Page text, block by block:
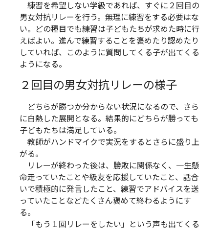
練習を希望しない学級であれば、すぐに２回目の
男女対抗リレーを行う。無理に練習をする必要はな
い。どの種目でも練習は子どもたちが求めた時に行
えばよい。進んで練習することを褒めたり認めたり
していれば、このように質問してくる子が出てくる
ようになる。
２回目の男女対抗リレーの様子
どちらが勝つか分からない状況になるので、さら
に白熱した展開となる。結果的にどちらが勝っても
子どもたちは満足している。
教師がハンドマイクで実況をするとさらに盛り上
がる。
リレーが終わった後は、勝敗に関係なく、一生懸
命走っていたことや級友を応援していたこと、話合
いで積極的に発言したこと、練習でアドバイスを送
っていたことなどたくさん褒めて終わるようにす
る。
「もう１回リレーをしたい」という声も出てくる